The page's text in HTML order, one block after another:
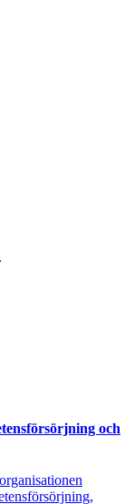
och